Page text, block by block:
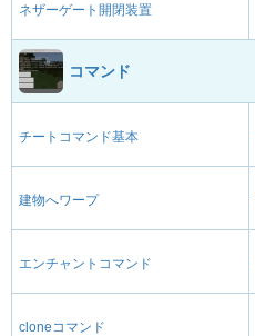
ネザーゲート開閉装置
コマンド
チートコマンド基本
建物へワープ
エンチャントコマンド
cloneコマンド